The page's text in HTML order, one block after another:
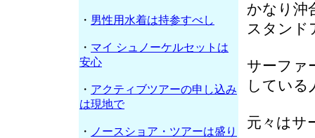
かなり沖
スタンド
サーファ
している
元々はサ
・ 男性用水着は持参すべし
・ マイ シュノーケルセットは
安心
・ アクティブツアーの申し込み
は現地で
・ ノースショア・ツアーは盛り